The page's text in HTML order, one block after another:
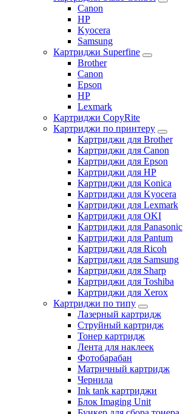
Canon
HP
Kyocera
Samsung
Картриджи Superfine
Brother
Canon
Epson
HP
Lexmark
Картриджи CopyRite
Картриджи по принтеру
Картриджи для Brother
Картриджи для Canon
Картриджи для Epson
Картриджи для HP
Картриджи для Konica
Картриджи для Kyocera
Картриджи для Lexmark
Картриджи для OKI
Картриджи для Panasonic
Картриджи для Pantum
Картриджи для Ricoh
Картриджи для Samsung
Картриджи для Sharp
Картриджи для Toshiba
Картриджи для Xerox
Картриджи по типу
Лазерный картридж
Струйный картридж
Тонер картридж
Лента для наклеек
Фотобарабан
Матричный картридж
Чернила
Ink tank картриджи
Блок Imaging Unit